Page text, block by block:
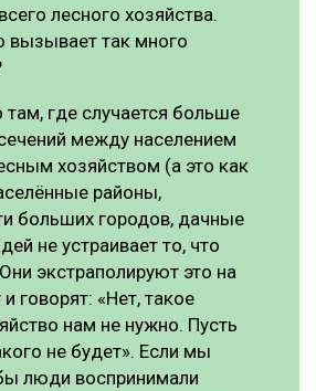
лесного хозяйства.
вызывает так много
там, где случается больше
между населением
хозяйством (а это как
районы,
больших городов, дачные
не устраивает то, что
экстраполируют это на
говорят: «Нет, такое
нам не нужно. Пусть
не будет». Если мы
люди воспринимали